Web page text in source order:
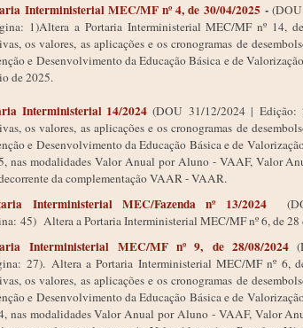
Interministerial MEC/MF nº 4, de 30/04/2025 -
1)Altera a Portaria Interministerial MEC/MF nº 14,
os valores, as aplicações e os cronogramas de
e Desenvolvimento da Educação Básica e de
de 2025.
Interministerial 14/2024 (DOU 31/12/2024 | Edição:
os valores, as aplicações e os cronogramas de
e Desenvolvimento da Educação Básica e de
nas modalidades Valor Anual por Aluno - VAAF, Valor
da complementação VAAR - VAAR.
Interministerial MEC/Fazenda nº 13/2024 (
45) Altera a Portaria Interministerial MEC/MF nº 6, de 28
Interministerial MEC/MF nº 9, de 28/08/2024
27). Altera a Portaria Interministerial MEC/MF nº 6,
os valores, as aplicações e os cronogramas de
e Desenvolvimento da Educação Básica e de
nas modalidades Valor Anual por Aluno - VAAF, Valor